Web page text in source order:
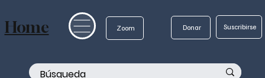
Zoom Donar Suscribirse
Home